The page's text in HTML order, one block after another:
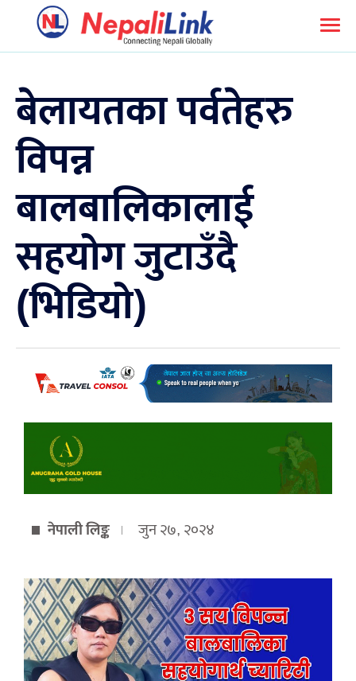
बेलायतका पर्वतेहरु
विपन्न
बालबालिकालाई
सहयोग जुटाउँदै
(भिडियो)
नेपाली लिङ्क जुन २७, २०२४